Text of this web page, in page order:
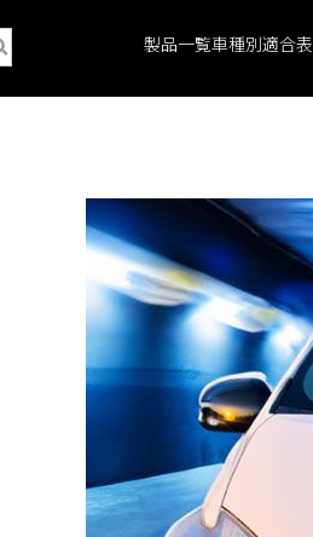
製品一覧車種別適合表